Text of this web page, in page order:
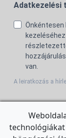
Adatkezelési
Önkéntesen
van.
A leiratkozás a